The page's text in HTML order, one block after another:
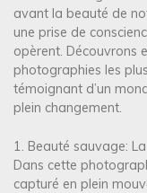
i
o
n
d
e
l
’
avant la beauté de
une prise de
opèrent. Découvrons
photographies les
témoignant d’un
plein changement.
1. Beauté sauvage:
Dans cette
capturé en plein